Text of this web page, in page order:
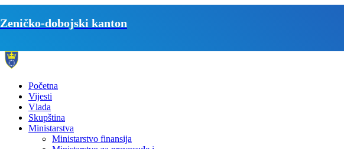
Zeničko-dobojski kanton
Početna
Vijesti
Vlada
Skupština
Ministarstva
Ministarstvo finansija